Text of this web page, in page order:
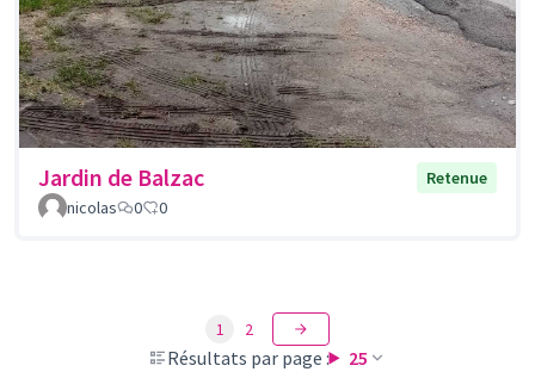
Jardin de Balzac
Retenue
nicolas
0 0
Résultats par page : 25
1 2